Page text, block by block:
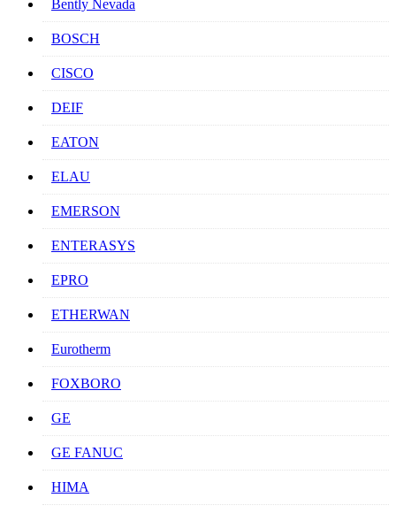
Bently Nevada
BOSCH
CISCO
DEIF
EATON
ELAU
EMERSON
ENTERASYS
EPRO
ETHERWAN
Eurotherm
FOXBORO
GE
GE FANUC
HIMA